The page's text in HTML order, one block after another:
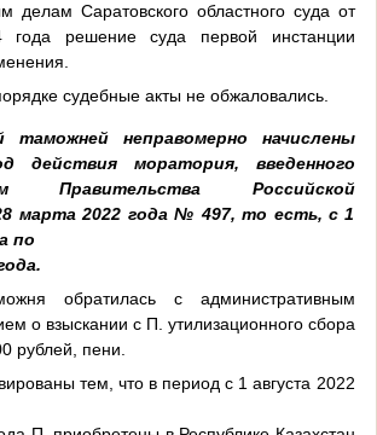
делам Саратовского областного суда от
года решение суда первой инстанции
судебные акты не обжаловались.
таможней неправомерно начислены
действия моратория, введенного
Правительства Российской
марта 2022 года № 497, то есть, с 1
по
обратилась с административным
о взыскании с П. утилизационного сбора
рублей, пени.
тем, что в период с 1 августа 2022